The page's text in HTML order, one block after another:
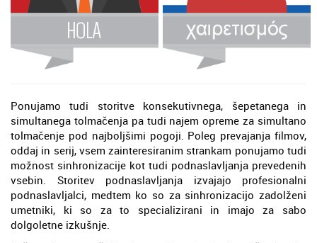
Ponujamo tudi storitve konsekutivnega, šepetanega in
simultanega tolmačenja pa tudi najem opreme za simultano
tolmačenje pod najboljšimi pogoji. Poleg prevajanja filmov,
oddaj in serij, vsem zainteresiranim strankam ponujamo tudi
možnost sinhronizacije kot tudi podnaslavljanja prevedenih
vsebin. Storitev podnaslavljanja izvajajo profesionalni
podnaslavljalci, medtem ko so za sinhronizacijo zadolženi
umetniki, ki so za to specializirani in imajo za sabo
dolgoletne izkušnje.